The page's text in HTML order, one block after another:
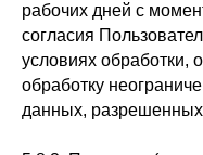
рабочих дней с
согласия
условиях обработки,
обработку
данных,